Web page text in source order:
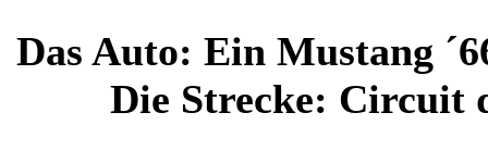
Das Auto: Ein Mustang
Die Strecke: Circuit